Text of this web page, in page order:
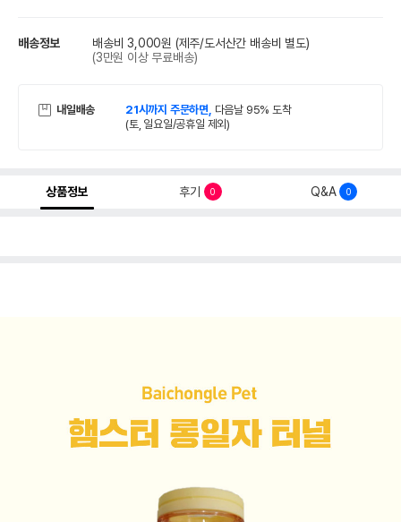
배송정보 배송비 3,000원 (제주/도서산간 배송비 별도)
(3만원 이상 무료배송)
내일배송 21시까지 주문하면, 다음날 95% 도착
(토, 일요일/공휴일 제외)
상품정보 후기 0 Q&A 0